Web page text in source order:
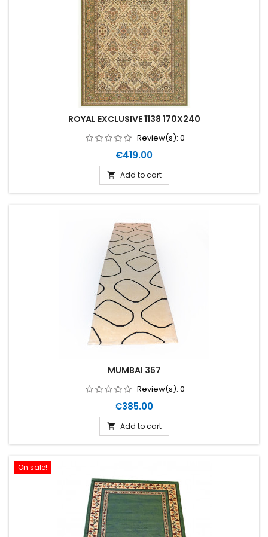
ROYAL EXCLUSIVE 1138 170X240
Review(s): 0
Price
€419.00
 Add to cart
MUMBAI 357
Review(s): 0
Price
€385.00
 Add to cart
On sale!